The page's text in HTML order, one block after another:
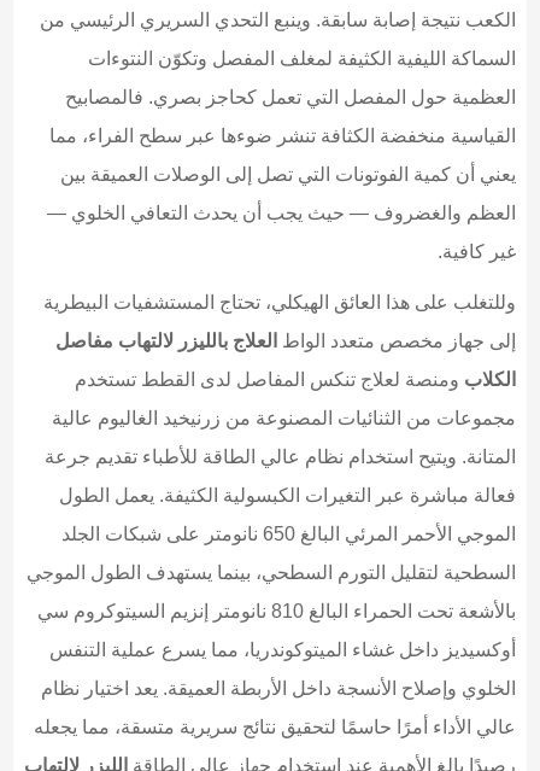
الكعب نتيجة إصابة سابقة. وينبع التحدي السريري الرئيسي من
السماكة الليفية الكثيفة لمغلف المفصل وتكوّن النتوءات
العظمية حول المفصل التي تعمل كحاجز بصري. فالمصابيح
القياسية منخفضة الكثافة تنشر ضوءها عبر سطح الفراء، مما
يعني أن كمية الفوتونات التي تصل إلى الوصلات العميقة بين
العظم والغضروف — حيث يجب أن يحدث التعافي الخلوي —
غير كافية.
وللتغلب على هذا العائق الهيكلي، تحتاج المستشفيات البيطرية
إلى جهاز مخصص متعدد الواط العلاج بالليزر لالتهاب مفاصل
الكلاب ومنصة لعلاج تنكس المفاصل لدى القطط تستخدم
مجموعات من الثنائيات المصنوعة من زرنيخيد الغاليوم عالية
المتانة. ويتيح استخدام نظام عالي الطاقة للأطباء تقديم جرعة
فعالة مباشرة عبر التغيرات الكبسولية الكثيفة. يعمل الطول
الموجي الأحمر المرئي البالغ 650 نانومتر على شبكات الجلد
السطحية لتقليل التورم السطحي، بينما يستهدف الطول الموجي
بالأشعة تحت الحمراء البالغ 810 نانومتر إنزيم السيتوكروم سي
أوكسيديز داخل غشاء الميتوكوندريا، مما يسرع عملية التنفس
الخلوي وإصلاح الأنسجة داخل الأربطة العميقة. يعد اختيار نظام
عالي الأداء أمرًا حاسمًا لتحقيق نتائج سريرية متسقة، مما يجعله
رصيدًا بالغ الأهمية عند استخدام جهاز عالي الطاقة الليزر لالتهاب